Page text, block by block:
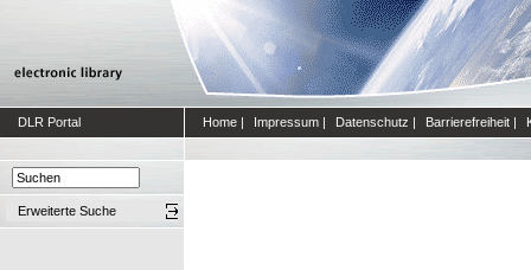
DLR Portal Home | Impressum | Datenschutz | Barrierefreiheit |
Erweiterte Suche